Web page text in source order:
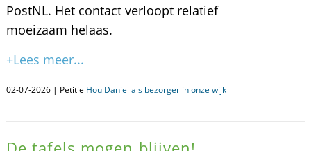
PostNL. Het contact verloopt relatief
moeizaam helaas.
+Lees meer...
02-07-2026 | Petitie Hou Daniel als bezorger in onze wijk